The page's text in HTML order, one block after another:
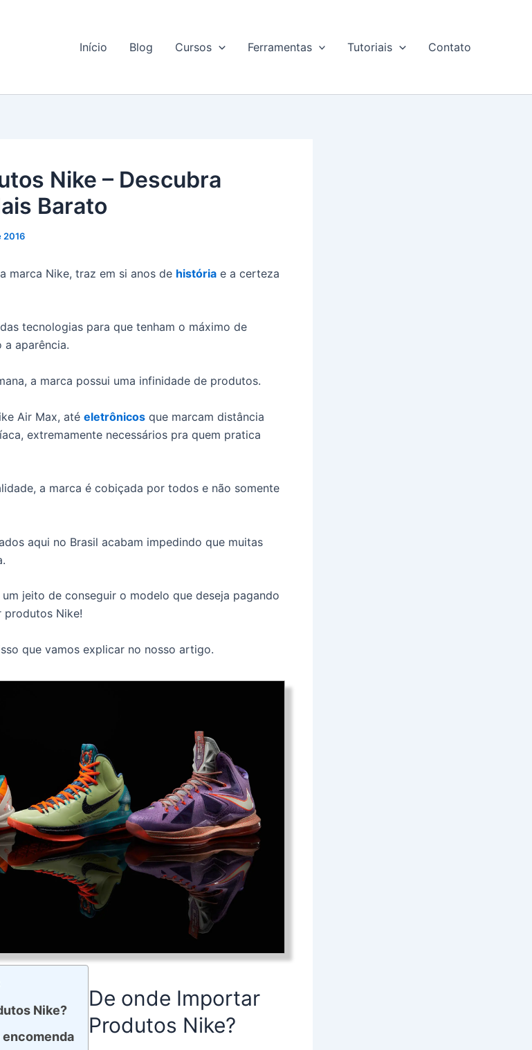
Início Blog Cursos Ferramentas Tutoriais Contato
Nike – Descubra
Barato
2016
marca Nike, traz em si anos de história e a certeza
tecnologias para que tenham o máximo de
aparência.
a marca possui uma infinidade de produtos.
Air Max, até eletrônicos que marcam distância
extremamente necessários pra quem pratica
a marca é cobiçada por todos e não somente
aqui no Brasil acabam impedindo que muitas
jeito de conseguir o modelo que deseja pagando
produtos Nike!
que vamos explicar no nosso artigo.
Nike?
De onde Importar
Produtos Nike?